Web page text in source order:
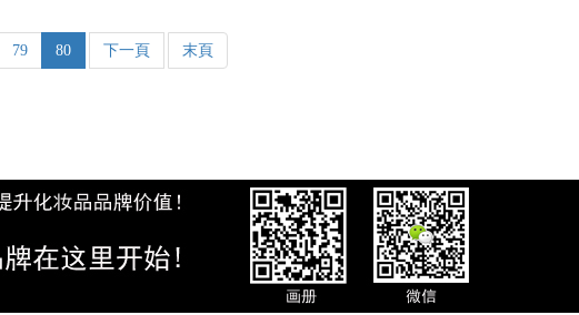
79 80 下一頁 末頁